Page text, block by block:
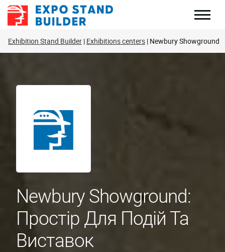
Перейти
Exhibition Stand Builder Exhibitions centers Newbury Showground
Newbury Showground:
Простір Для Подій Та
Виставок